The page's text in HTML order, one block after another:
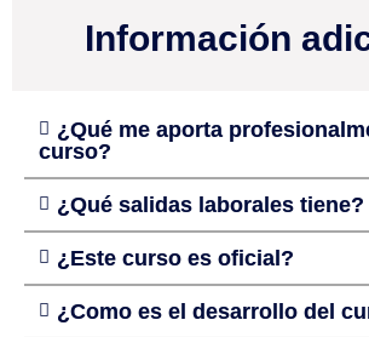
Información
¿Qué me aporta
curso?
¿Qué salidas laborales tiene?
¿Este curso es oficial?
¿Como es el desarrollo del